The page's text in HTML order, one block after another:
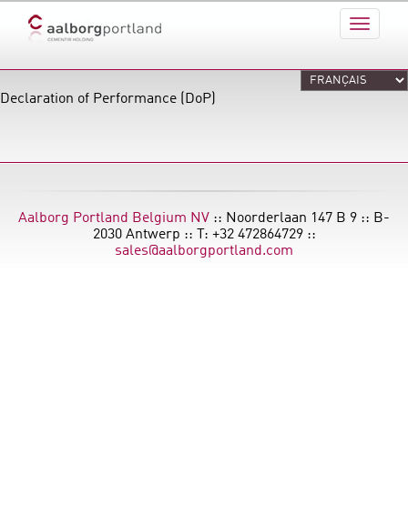
Declaration of Performance (DoP)
Aalborg Portland Belgium NV :: Noorderlaan 147 B 9 :: B-
2030 Antwerp :: T: +32 472864729 ::
sales@aalborgportland.com